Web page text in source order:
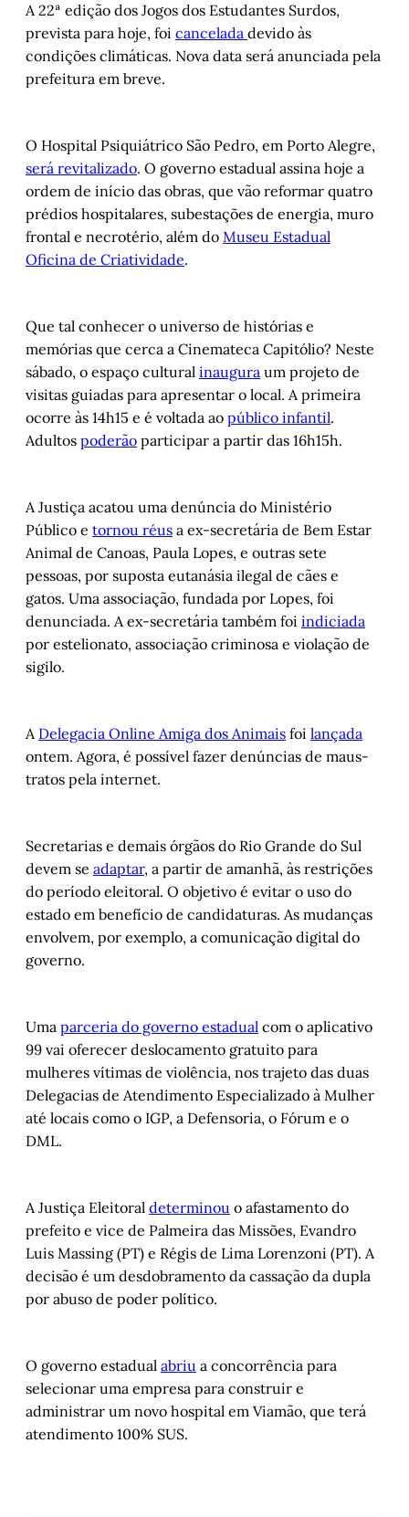
A 22ª edição dos Jogos dos Estudantes Surdos,
prevista para hoje, foi cancelada devido às
condições climáticas. Nova data será anunciada pela
prefeitura em breve.
O Hospital Psiquiátrico São Pedro, em Porto Alegre,
será revitalizado. O governo estadual assina hoje a
ordem de início das obras, que vão reformar quatro
prédios hospitalares, subestações de energia, muro
frontal e necrotério, além do Museu Estadual
Oficina de Criatividade.
Que tal conhecer o universo de histórias e
memórias que cerca a Cinemateca Capitólio? Neste
sábado, o espaço cultural inaugura um projeto de
visitas guiadas para apresentar o local. A primeira
ocorre às 14h15 e é voltada ao público infantil.
Adultos poderão participar a partir das 16h15h.
A Justiça acatou uma denúncia do Ministério
Público e tornou réus a ex-secretária de Bem Estar
Animal de Canoas, Paula Lopes, e outras sete
pessoas, por suposta eutanásia ilegal de cães e
gatos. Uma associação, fundada por Lopes, foi
denunciada. A ex-secretária também foi indiciada
por estelionato, associação criminosa e violação de
sigilo.
A Delegacia Online Amiga dos Animais foi lançada
ontem. Agora, é possível fazer denúncias de maus-
tratos pela internet.
Secretarias e demais órgãos do Rio Grande do Sul
devem se adaptar, a partir de amanhã, às restrições
do período eleitoral. O objetivo é evitar o uso do
estado em benefício de candidaturas. As mudanças
envolvem, por exemplo, a comunicação digital do
governo.
Uma parceria do governo estadual com o aplicativo
99 vai oferecer deslocamento gratuito para
mulheres vítimas de violência, nos trajeto das duas
Delegacias de Atendimento Especializado à Mulher
até locais como o IGP, a Defensoria, o Fórum e o
DML.
A Justiça Eleitoral determinou o afastamento do
prefeito e vice de Palmeira das Missões, Evandro
Luis Massing (PT) e Régis de Lima Lorenzoni (PT). A
decisão é um desdobramento da cassação da dupla
por abuso de poder político.
O governo estadual abriu a concorrência para
selecionar uma empresa para construir e
administrar um novo hospital em Viamão, que terá
atendimento 100% SUS.